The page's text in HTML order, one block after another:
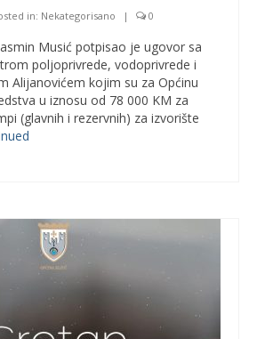
in: Nekategorisano | 0
Musić potpisao je ugovor sa
poljoprivrede, vodoprivrede i
Alijanovićem kojim su za Općinu
u iznosu od 78 000 KM za
(glavnih i rezervnih) za izvorište